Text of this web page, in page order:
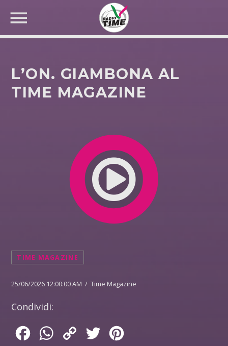
L’ON. GIAMBONA AL
TIME MAGAZINE
TIME MAGAZINE
25/06/2026 12:00:00 AM / Time Magazine
Condividi:
FacebookWhatsApp
Copy
Twitter